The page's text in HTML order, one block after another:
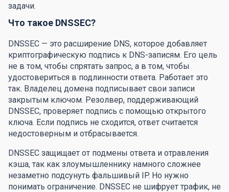
задачи.
Что такое DNSSEC?
DNSSEC — это расширение DNS, которое добавляет
криптографическую подпись к DNS-записям. Его цель
не в том, чтобы спрятать запрос, а в том, чтобы
удостовериться в подлинности ответа. Работает это
так. Владелец домена подписывает свои записи
закрытым ключом. Резолвер, поддерживающий
DNSSEC, проверяет подпись с помощью открытого
ключа. Если подпись не сходится, ответ считается
недостоверным и отбрасывается.
DNSSEC защищает от подмены ответа и отравления
кэша, так как злоумышленнику намного сложнее
незаметно подсунуть фальшивый IP. Но нужно
понимать ограничение. DNSSEC не шифрует трафик, не